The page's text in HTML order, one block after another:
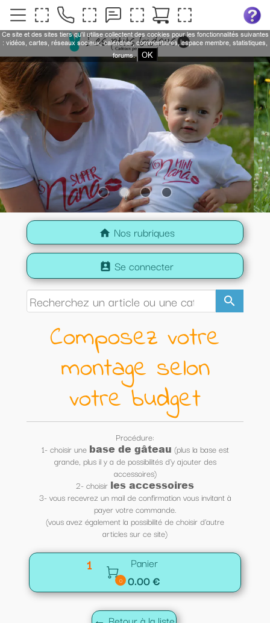
home Nos rubriques
search
perm_contact_calendar Se connecter
1
Composez votre
montage selon
votre budget
Procédure:
1- choisir une base de gâteau (plus la base est
grande, plus il y a de possibilités d'y ajouter des
accessoires)
2- choisir les accessoires
3- vous recevrez un mail de confirmation vous invitant à
payer votre commande.
(vous avez également la possibilité de choisir d'autre
articles sur ce site)

0
Panier
0.00 €
Ce site et des sites tiers qu'il utilise collectent des cookies pour les fonctionnalités suivantes
: vidéos, cartes, réseaux sociaux, calendrier, commentaires, espace membre, statistiques,
forums.
OK